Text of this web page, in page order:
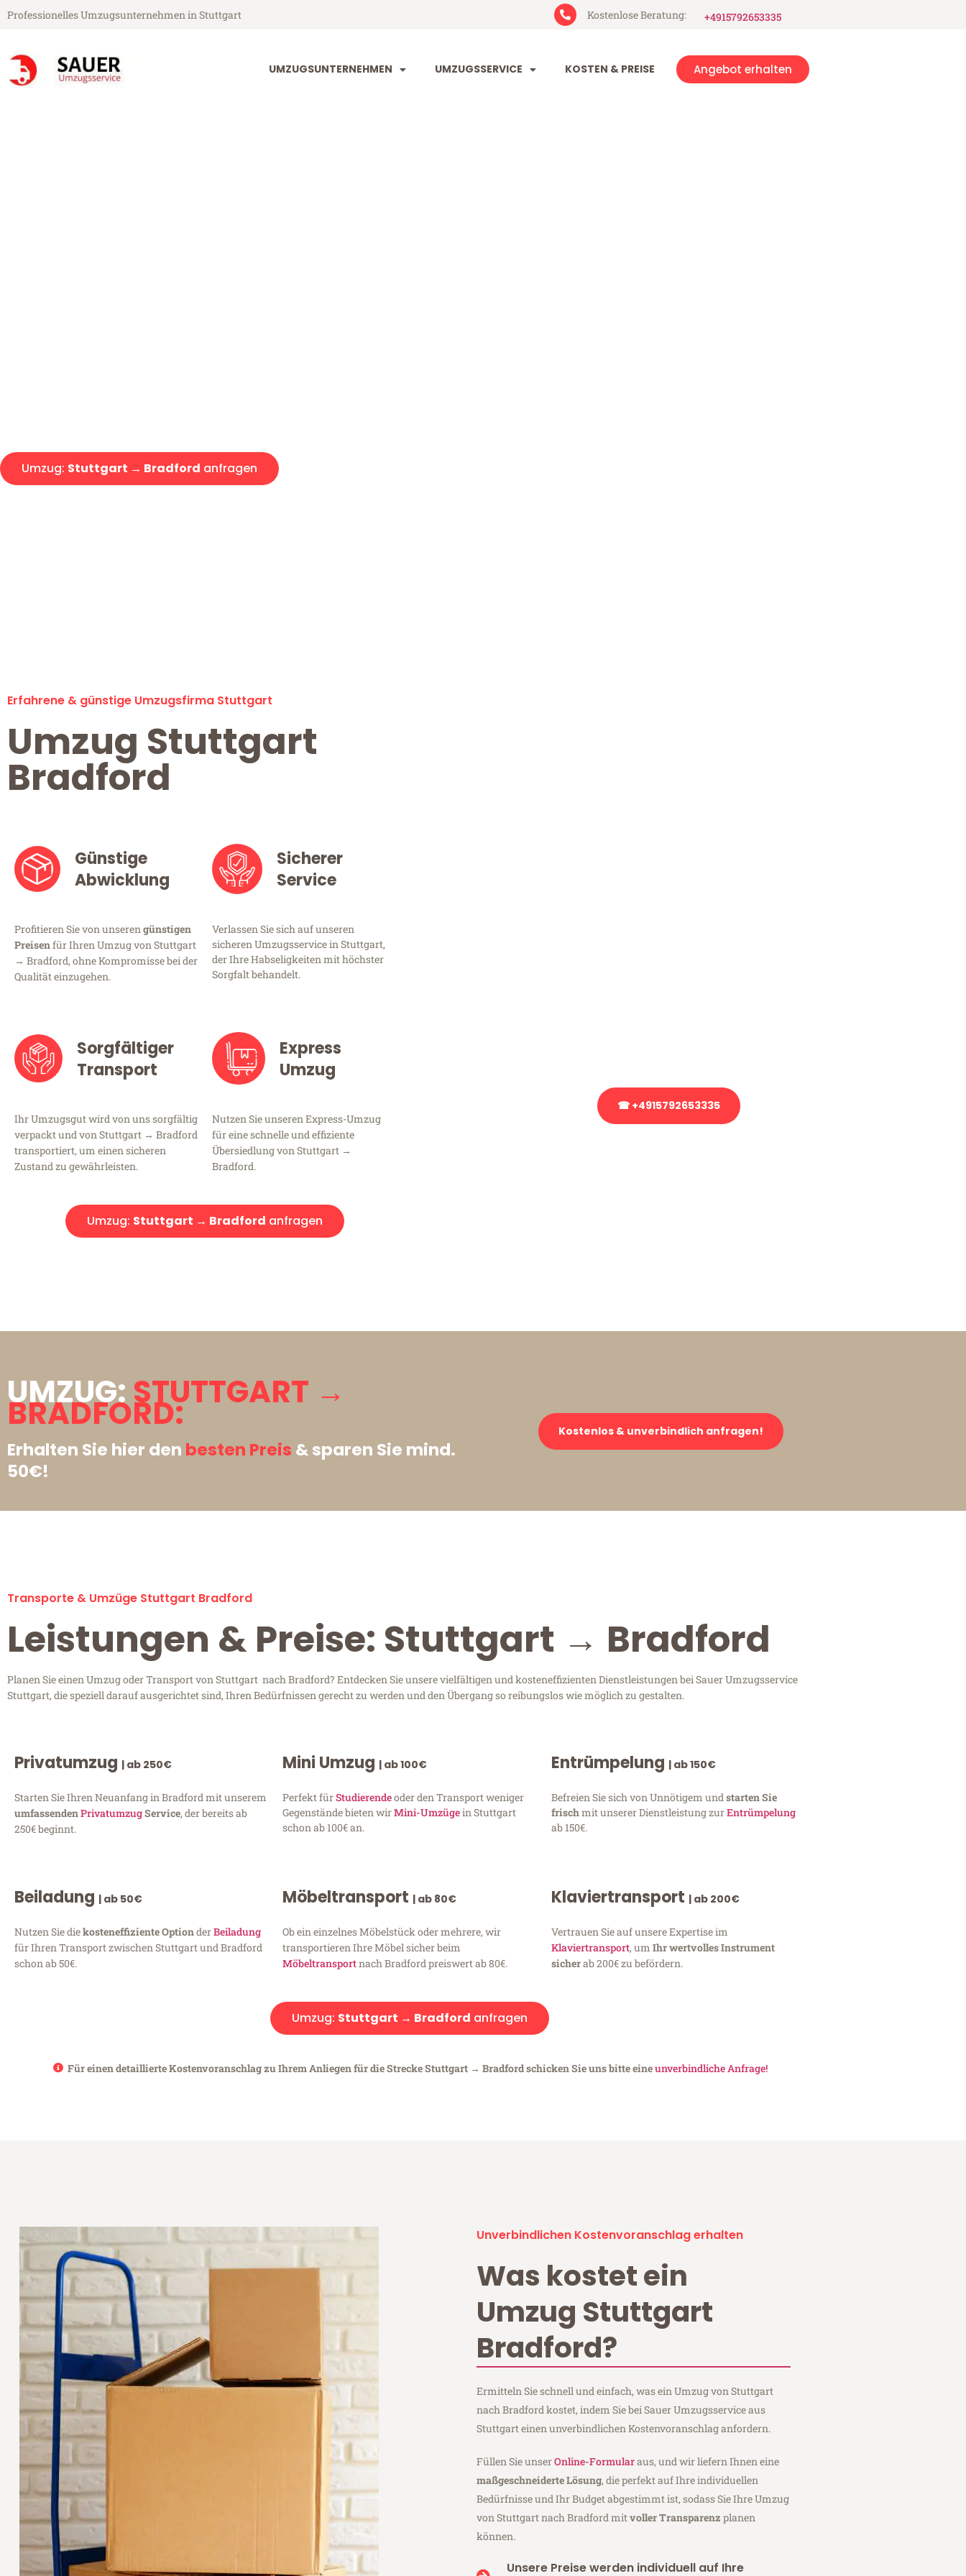
Professionelles Umzugsunternehmen in Stuttgart Kostenlose Beratung: +4915792653335
UMZUGSUNTERNEHMEN UMZUGSSERVICE KOSTEN & PREISE Angebot erhalten
Umzug: Stuttgart → Bradford anfragen
Erfahrene & günstige Umzugsfirma Stuttgart
Umzug Stuttgart
Bradford
Günstige
Abwicklung
Profitieren Sie von unserengünstigen
Preisenfür Ihren Umzug von Stuttgart
→ Bradford, ohne Kompromisse bei der
Qualität einzugehen.
Sicherer
Service
Verlassen Sie sich auf unseren
sicheren Umzugsservice in Stuttgart,
der Ihre Habseligkeiten mit höchster
Sorgfalt behandelt.
Sorgfältiger
Transport
Ihr Umzugsgut wird von uns sorgfältig
verpackt und von Stuttgart → Bradford
transportiert, um einen sicheren
Zustand zu gewährleisten.
Express
Umzug
Nutzen Sie unseren Express-Umzug
für eine schnelle und effiziente
Übersiedlung von Stuttgart →
Bradford.
Umzug: Stuttgart → Bradford anfragen
☎ +4915792653335
UMZUG: STUTTGART →
BRADFORD:
Erhalten Sie hier den besten Preis & sparen Sie mind.
50€!
Kostenlos & unverbindlich anfragen!
Transporte & Umzüge Stuttgart Bradford
Leistungen & Preise: Stuttgart → Bradford
Planen Sie einen Umzug oder Transport von Stuttgart nach Bradford? Entdecken Sie unsere vielfältigen und kosteneffizienten Dienstleistungen bei Sauer Umzugsservice
Stuttgart, die speziell darauf ausgerichtet sind, Ihren Bedürfnissen gerecht zu werden und den Übergang so reibungslos wie möglich zu gestalten.
Privatumzug | ab 250€
Starten Sie Ihren Neuanfang in Bradford mit unserem
umfassendenPrivatumzugService, der bereits ab
250€ beginnt.
Mini Umzug | ab 100€
Perfekt fürStudierendeoder den Transport weniger
Gegenstände bieten wirMini-Umzügein Stuttgart
schon ab 100€ an.
Entrümpelung | ab 150€
Befreien Sie sich von Unnötigem und starten Sie
frischmit unserer Dienstleistung zurEntrümpelung
ab 150€.
Beiladung | ab 50€
Nutzen Sie diekosteneffiziente OptionderBeiladung
für Ihren Transport zwischen Stuttgart und Bradford
schon ab 50€.
Möbeltransport | ab 80€
Ob ein einzelnes Möbelstück oder mehrere, wir
transportieren Ihre Möbel sicher beim
Möbeltransportnach Bradford preiswert ab 80€.
Klaviertransport | ab 200€
Vertrauen Sie auf unsere Expertise im
Klaviertransport, um Ihr wertvolles Instrument
sicherab 200€ zu befördern.
Umzug: Stuttgart → Bradford anfragen
Für einen detaillierte Kostenvoranschlag zu Ihrem Anliegen für die Strecke Stuttgart → Bradford schicken Sie uns bitte eineunverbindliche Anfrage!
Unverbindlichen Kostenvoranschlag erhalten
Was kostet ein
Umzug Stuttgart
Bradford?
Ermitteln Sie schnell und einfach, was ein Umzug von Stuttgart
nach Bradford kostet, indem Sie bei Sauer Umzugsservice aus
Stuttgart einen unverbindlichen Kostenvoranschlag anfordern.
Füllen Sie unserOnline-Formularaus, und wir liefern Ihnen eine
maßgeschneiderte Lösung, die perfekt auf Ihre individuellen
Bedürfnisse und Ihr Budget abgestimmt ist, sodass Sie Ihre Umzug
von Stuttgart nach Bradford mitvoller Transparenz planen
können.
Unsere Preise werden individuell auf Ihre